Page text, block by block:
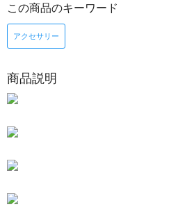
この商品のキーワード
アクセサリー
商品説明